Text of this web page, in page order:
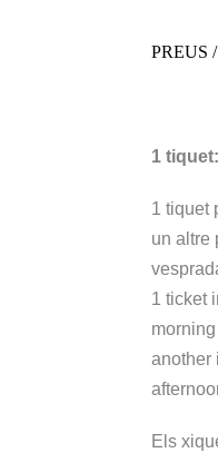
PREUS
1 tiquet:
1 tiquet
un altre
1 ticket
another
Els